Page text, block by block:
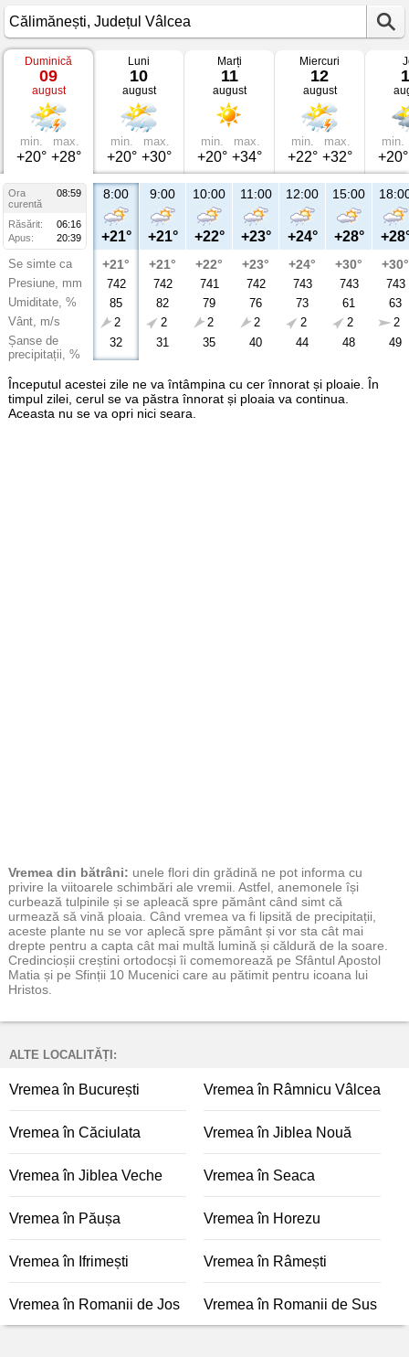
Vremea
Călimănești
Județul
Vâlcea
Duminică
09
august
min.
+20°
max.
+28°
Luni
10
august
min.
+20°
max.
+30°
Marți
11
august
min.
+20°
max.
+34°
Miercuri
12
august
min.
+22°
max.
+32°
min.
+20°
Ora
08:59
curentă
Răsărit:
06:16
Apus:
20:39
Se simte ca
Presiune, mm
Umiditate, %
Vânt, m/s
Șanse de
precipitații, %
8:00
+21°
+21°
742
85
2
32
9:00
+21°
+21°
742
82
2
31
10:00
+22°
+22°
741
79
2
35
11:00
+23°
+23°
742
76
2
40
12:00
+24°
+24°
743
73
2
44
15:00
+28°
+30°
743
61
2
48
+30°
743
63
2
49
Începutul acestei zile ne va întâmpina cu cer înnorat și ploaie. În
timpul zilei, cerul se va păstra înnorat și ploaia va continua.
Aceasta nu se va opri nici seara.
Vremea din bătrâni: unele flori din grădină ne pot informa cu
privire la viitoarele schimbări ale vremii. Astfel, anemonele își
curbează tulpinile și se apleacă spre pământ când simt că
urmează să vină ploaia. Când vremea va fi lipsită de precipitații,
aceste plante nu se vor aplecă spre pământ și vor sta cât mai
drepte pentru a capta cât mai multă lumină și căldură de la soare.
Credincioșii creștini ortodocși îi comemorează pe Sfântul Apostol
Matia și pe Sfinții 10 Mucenici care au pătimit pentru icoana lui
Hristos.
ALTE LOCALITĂȚI:
Vremea în București Vremea în Râmnicu Vâlcea
Vremea în Căciulata Vremea în Jiblea Nouă
Vremea în Jiblea Veche Vremea în Seaca
Vremea în Păușa Vremea în Horezu
Vremea în Ifrimești Vremea în Râmești
Vremea în Romanii de Jos Vremea în Romanii de Sus